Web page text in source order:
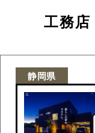
工務店
静岡県